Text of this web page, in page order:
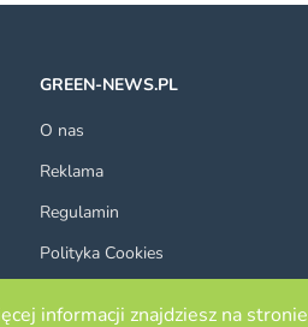
GREEN-NEWS.PL
O nas
Reklama
Regulamin
Polityka Cookies
informacji znajdziesz na stronie